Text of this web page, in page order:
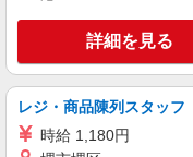
【
月
る） ※
゜+゜
ティ
福
詳細を見る
レジ・商品陳列スタッフ
時給 1,180円